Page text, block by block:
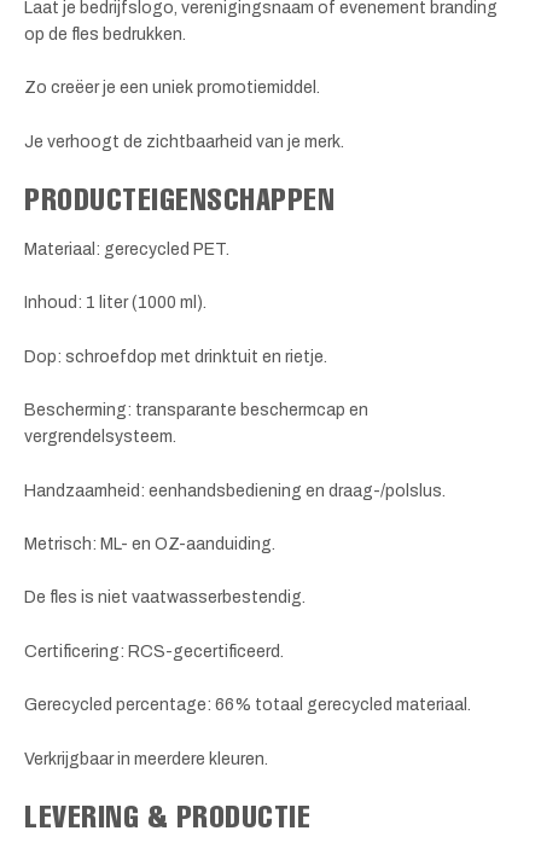
Laat je bedrijfslogo, verenigingsnaam of evenement branding
op de fles bedrukken.
Zo creëer je een uniek promotiemiddel.
Je verhoogt de zichtbaarheid van je merk.
PRODUCTEIGENSCHAPPEN
Materiaal: gerecycled PET.
Inhoud: 1 liter (1000 ml).
Dop: schroefdop met drinktuit en rietje.
Bescherming: transparante beschermcap en
vergrendelsysteem.
Handzaamheid: eenhandsbediening en draag-/polslus.
Metrisch: ML- en OZ-aanduiding.
De fles is niet vaatwasserbestendig.
Certificering: RCS-gecertificeerd.
Gerecycled percentage: 66% totaal gerecycled materiaal.
Verkrijgbaar in meerdere kleuren.
LEVERING & PRODUCTIE